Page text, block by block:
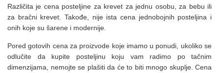
Različita je cena posteljine za krevet za jednu osobu, za bebu ili
za bračni krevet. Takođe, nije ista cena jednobojnih posteljina i
onih koje su šarene i modernije.
Pored gotovih cena za proizvode koje imamo u ponudi, ukoliko se
odlučite da kupite posteljinu koju vam radimo po tačnim
dimenzijama, nemojte se plašiti da će to biti mnogo skuplje. Cena